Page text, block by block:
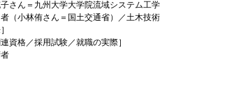
さん＝九州大学大学院流域システム工学
（小林侑さん＝国土交通省）／土木技術
資格／採用試験／就職の実際］